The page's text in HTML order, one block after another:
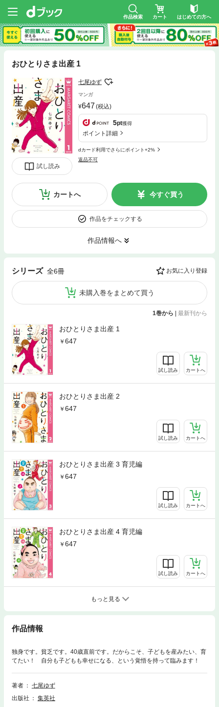
作品検索 カート はじめての方へ
おひとりさま出産 1
試し読み
七尾ゆず
マンガ
647 (税込)
5pt獲得
ポイント詳細
dカード利用でさらにポイント+2%
返品不可
カートへ 今すぐ買う
作品をチェックする
作品情報へ
シリーズ 全6冊 お気に入り登録
未購入巻をまとめて買う
1巻から | 最新刊から
おひとりさま出産 1
647
試し読み カートへ
おひとりさま出産 2
647
試し読み カートへ
おひとりさま出産 3 育児編
647
試し読み カートへ
おひとりさま出産 4 育児編
647
試し読み カートへ
もっと見る
作品情報
独身です。貧乏です。40歳直前です。だからこそ、子どもを産みたい、育
てたい！ 自分も子どもも幸せになる、という覚悟を持って臨みます！
著者
七尾ゆず
出版社
集英社